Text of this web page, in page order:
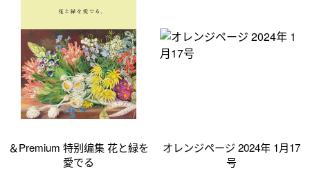
＆Premium 特别编集 花と緑を
愛でる
オレンジページ 2024年 1月17
号